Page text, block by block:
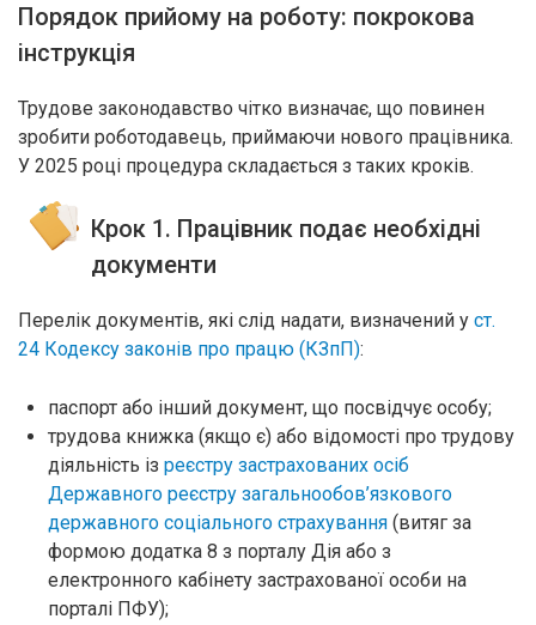
Порядок прийому на роботу: покрокова
інструкція
Трудове законодавство чітко визначає, що повинен
зробити роботодавець, приймаючи нового працівника.
У 2025 році процедура складається з таких кроків.
Крок 1. Працівник подає необхідні
документи
Перелік документів, які слід надати, визначений у ст.
24 Кодексу законів про працю (КЗпП):
паспорт або інший документ, що посвідчує особу;
трудова книжка (якщо є) або відомості про трудову
діяльність із реєстру застрахованих осіб
Державного реєстру загальнообов’язкового
державного соціального страхування (витяг за
формою додатка 8 з порталу Дія або з
електронного кабінету застрахованої особи на
порталі ПФУ);